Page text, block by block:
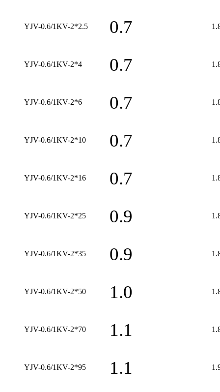
YJV-0.6/1KV-2*2.5 0.7
YJV-0.6/1KV-2*4 0.7
YJV-0.6/1KV-2*6 0.7
YJV-0.6/1KV-2*10 0.7
YJV-0.6/1KV-2*16 0.7
YJV-0.6/1KV-2*25 0.9
YJV-0.6/1KV-2*35 0.9
YJV-0.6/1KV-2*50 1.0
YJV-0.6/1KV-2*70 1.1
YJV-0.6/1KV-2*95 1.1